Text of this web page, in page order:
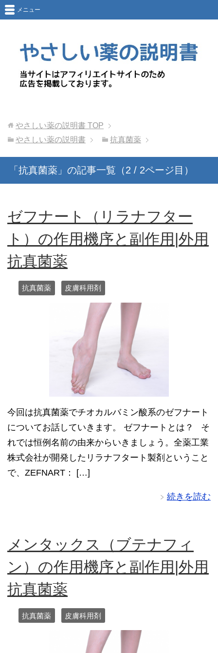
メニュー
やさしい薬の説明書 TOP
やさしい薬の説明書
抗真菌薬
「抗真菌薬」の記事一覧（2 / 2ページ目）
ゼフナート（リラナフター
ト）の作用機序と副作用|外用
抗真菌薬
抗真菌薬 皮膚科用剤
今回は抗真菌薬でチオカルバミン酸系のゼフナート
についてお話していきます。 ゼフナートとは？ そ
れでは恒例名前の由来からいきましょう。全薬工業
株式会社が開発したリラナフタート製剤ということ
で、ZEFNART： […]
続きを読む
メンタックス（ブテナフィ
ン）の作用機序と副作用|外用
抗真菌薬
抗真菌薬 皮膚科用剤